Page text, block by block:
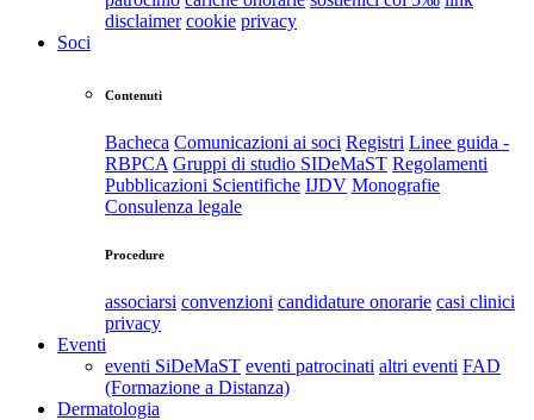
disclaimer cookie privacy
Soci
Contenuti
Bacheca Comunicazioni ai soci Registri Linee guida -
RBPCA Gruppi di studio SIDeMaST Regolamenti
Pubblicazioni Scientifiche IJDV Monografie
Consulenza legale
Procedure
associarsi convenzioni candidature onorarie casi clinici
privacy
Eventi
eventi SiDeMaST eventi patrocinati altri eventi FAD
(Formazione a Distanza)
Dermatologia